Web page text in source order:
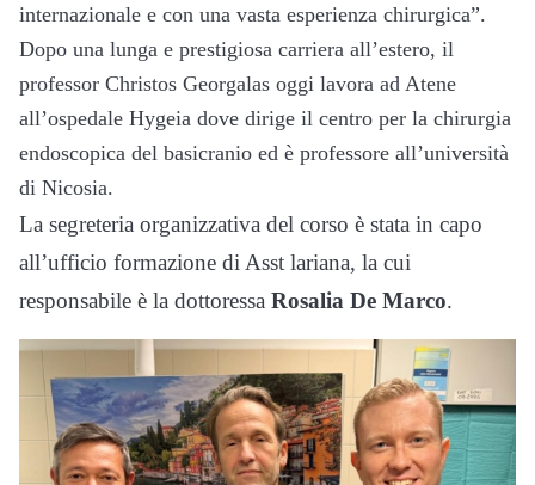
internazionale e con una vasta esperienza chirurgica”.
Dopo una lunga e prestigiosa carriera all’estero, il
professor Christos Georgalas oggi lavora ad Atene
all’ospedale Hygeia dove dirige il centro per la chirurgia
endoscopica del basicranio ed è professore all’università
di Nicosia.
La segreteria organizzativa del corso è stata in capo
all’ufficio formazione di Asst lariana, la cui
responsabile è la dottoressa Rosalia De Marco.